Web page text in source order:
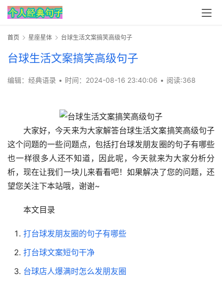
首页 星座星体 台球生活文案搞笑高级句子
台球生活文案搞笑高级句子
编辑：经典语录 • 时间：2024-08-16 23:40:06 • 阅读:368
大家好，今天来为大家解答台球生活文案搞笑高级句子
这个问题的一些问题点，包括打台球发朋友圈的句子有哪些
也一样很多人还不知道，因此呢，今天就来为大家分析分
析，现在让我们一块儿来看看吧！如果解决了您的问题，还
望您关注下本站哦，谢谢~
本文目录
打台球发朋友圈的句子有哪些
打台球文案短句干净
台球店人爆满时怎么发朋友圈